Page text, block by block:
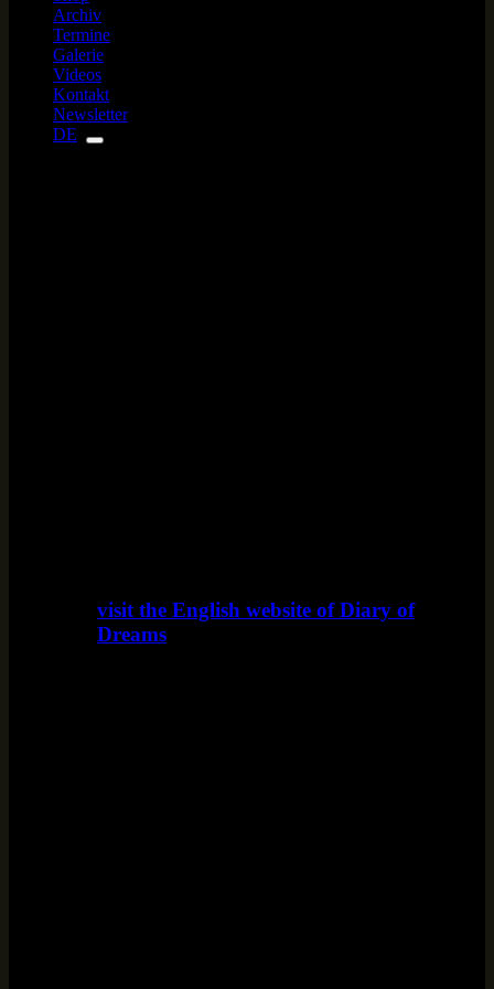
Archiv
Termine
Galerie
Videos
Kontakt
Newsletter
DE
visit the English website of Diary of
Dreams